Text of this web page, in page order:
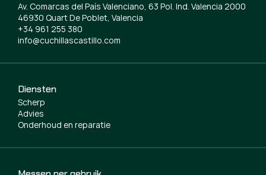
Diensten
Scherp
Advies
Onderhoud en reparatie
Av. Comarcas del País Valenciano, 63 Pol. Ind. Valencia 2000
46930 Quart De Poblet, Valencia
+34 961 255 380
info@cuchillascastillo.com